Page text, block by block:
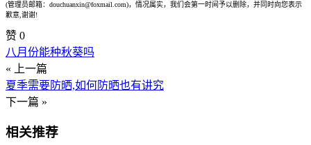
(管理员邮箱：douchuanxin@foxmail.com)，情况属实，我们会第一时间予以删除，并同时向您表示
歉意,谢谢!
赞 0
八月份能种秋葵吗
« 上一篇
夏季需要防晒,如何防晒也有讲究
下一篇 »
相关推荐